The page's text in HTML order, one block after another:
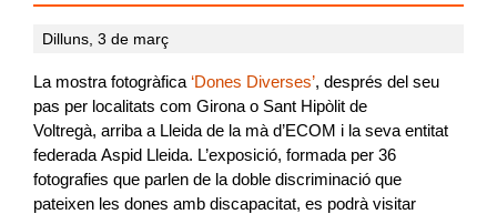
Dilluns, 3 de març
La mostra fotogràfica ‘Dones Diverses’, després del seu
pas per localitats com Girona o Sant Hipòlit de
Voltregà, arriba a Lleida de la mà d’ECOM i la seva entitat
federada Aspid Lleida. L’exposició, formada per 36
fotografies que parlen de la doble discriminació que
pateixen les dones amb discapacitat, es podrà visitar